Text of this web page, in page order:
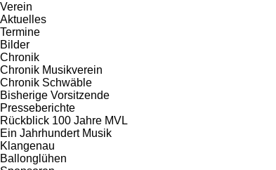
Verein
Aktuelles
Termine
Bilder
Chronik
Chronik Musikverein
Chronik Schwäble
Bisherige Vorsitzende
Presseberichte
Rückblick 100 Jahre MVL
Ein Jahrhundert Musik
Klangenau
Ballonglühen